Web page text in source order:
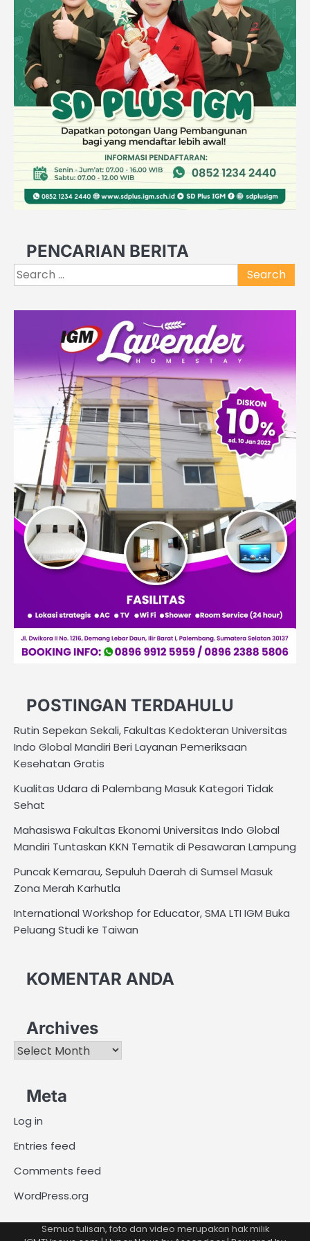
PENCARIAN BERITA
Search
for:
POSTINGAN TERDAHULU
Rutin Sepekan Sekali, Fakultas Kedokteran Universitas
Indo Global Mandiri Beri Layanan Pemeriksaan
Kesehatan Gratis
Kualitas Udara di Palembang Masuk Kategori Tidak
Sehat
Mahasiswa Fakultas Ekonomi Universitas Indo Global
Mandiri Tuntaskan KKN Tematik di Pesawaran Lampung
Puncak Kemarau, Sepuluh Daerah di Sumsel Masuk
Zona Merah Karhutla
International Workshop for Educator, SMA LTI IGM Buka
Peluang Studi ke Taiwan
KOMENTAR ANDA
Archives
Archives
Meta
Log in
Entries feed
Comments feed
WordPress.org
Semua tulisan, foto dan video merupakan hak milik